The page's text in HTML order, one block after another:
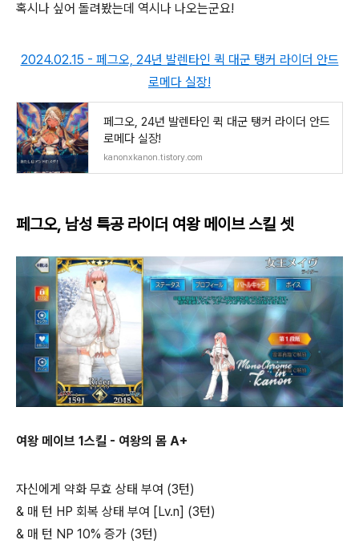
혹시나 싶어 돌려봤는데 역시나 나오는군요!
2024.02.15 - 페그오, 24년 발렌타인 퀵 대군 탱커 라이더 안드
로메다 실장!
페그오, 24년 발렌타인 퀵 대군 탱커 라이더 안드
로메다 실장!
kanonxkanon.tistory.com
페그오, 남성 특공 라이더 여왕 메이브 스킬 셋
여왕 메이브 1스킬 - 여왕의 몸 A+
자신에게 약화 무효 상태 부여 (3턴)
& 매 턴 HP 회복 상태 부여 [Lv.n] (3턴)
& 매 턴 NP 10% 증가 (3턴)